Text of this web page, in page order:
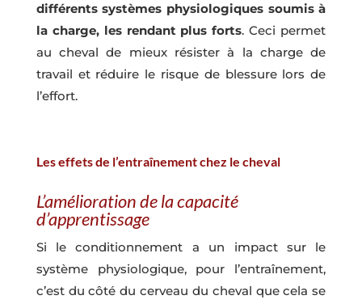
différents systèmes physiologiques soumis à
la charge, les rendant plus forts. Ceci permet
au cheval de mieux résister à la charge de
travail et réduire le risque de blessure lors de
l’effort.
Les effets de l’entraînement chez le cheval
L’amélioration de la capacité
d’apprentissage
Si le conditionnement a un impact sur le
système physiologique, pour l’entraînement,
c’est du côté du cerveau du cheval que cela se